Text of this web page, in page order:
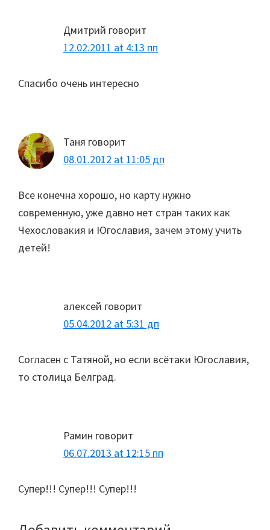
Дмитрий говорит
12.02.2011 at 4:13 пп
Спасибо очень интересно
Таня говорит
08.01.2012 at 11:05 дп
Все конечна хорошо, но карту нужно
современную, уже давно нет стран таких как
Чехословакия и Югославия, зачем этому учить
детей!
алексей говорит
05.04.2012 at 5:31 дп
Согласен с Татяной, но если всётаки Югославия,
то столица Белград.
Рамин говорит
06.07.2013 at 12:15 пп
Супер!!! Супер!!! Супер!!!